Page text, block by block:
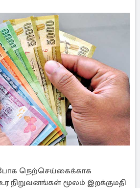
நெற்செய்கைக்காக
நிறுவனங்கள் மூலம் இறக்குமதி